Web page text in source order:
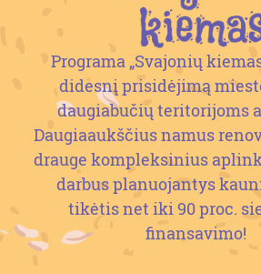
Programa „Svajonių
didesnį prisidėjimą
daugiabučių teritorijoms
Daugiaaukščius namus
drauge kompleksinius
darbus planuojantys
tikėtis net iki 90 proc.
finansavimo!